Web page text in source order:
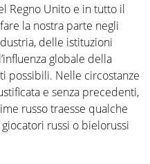
Regno Unito e in tutto il
la nostra parte negli
delle istituzioni
globale della
possibili. Nelle circostanze
e senza precedenti,
russo traesse qualche
russi o bielorussi